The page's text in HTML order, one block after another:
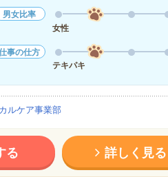
男女比率
女性
事の仕方
テキパキ
ルケア事業部
る 詳しく見る